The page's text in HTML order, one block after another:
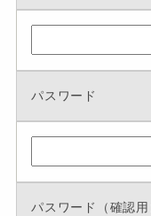
パスワード
パスワード（確認用